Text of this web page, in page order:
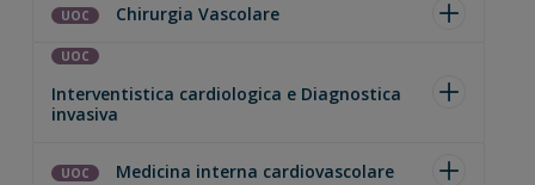
UOC Chirurgia Vascolare
UOC
Interventistica cardiologica e Diagnostica
invasiva
UOC Medicina interna cardiovascolare